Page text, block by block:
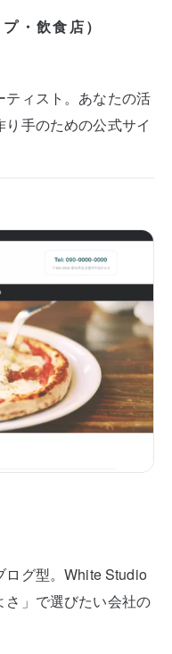
・飲食店）
ティスト。あなたの活
手のための公式サイ
ログ型。White Studio
」で選びたい会社の